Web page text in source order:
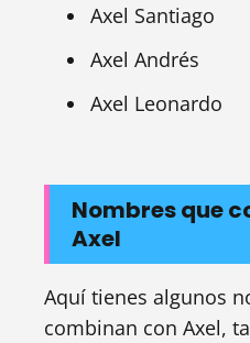
Axel Santiago
Axel Andrés
Axel Leonardo
Nombres que
Axel
Aquí tienes algunos
combinan con Axel,